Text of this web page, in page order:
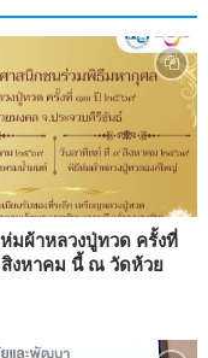
มผ้าหลวงปู่ทวด ครั้งที่
สิงหาคม นี้ ณ วัดห้วย